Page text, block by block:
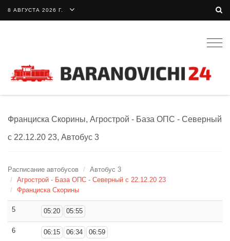
8 АВГУСТА 2026 Г.
Франциска Скорины, Агрострой - База ОПС - Северный
с 22.12.20 23, Автобус 3
Расписание автобусов
Автобус 3
Агрострой - База ОПС - Северный с 22.12.20 23
Франциска Скорины
5 05:20 05:55
6 06:15 06:34 06:59